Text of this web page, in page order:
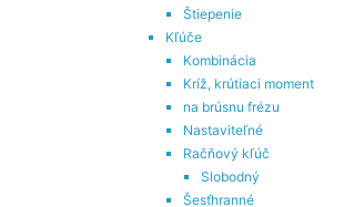
Štiepenie
Kľúče
Kombinácia
Kríž, krútiaci moment
na brúsnu frézu
Nastaviteľné
Račňový kľúč
Slobodný
Šesťhranné